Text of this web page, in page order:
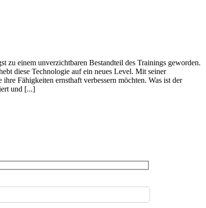
einem unverzichtbaren Bestandteil des Trainings geworden.
diese Technologie auf ein neues Level. Mit seiner
Fähigkeiten ernsthaft verbessern möchten. Was ist der
und [...]